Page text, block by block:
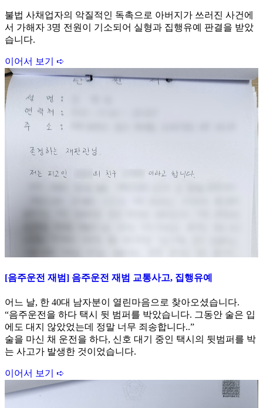
불법 사채업자의 악질적인 독촉으로 아버지가 쓰러진 사건에
서 가해자 3명 전원이 기소되어 실형과 집행유예 판결을 받았
습니다.
이어서 보기 ➪
[음주운전 재범] 음주운전 재범 교통사고, 집행유예
어느 날, 한 40대 남자분이 열린마음으로 찾아오셨습니다.
“음주운전을 하다 택시 뒷 범퍼를 박았습니다. 그동안 술은 입
에도 대지 않았었는데 정말 너무 죄송합니다..”
술을 마신 채 운전을 하다, 신호 대기 중인 택시의 뒷범퍼를 박
는 사고가 발생한 것이었습니다.
이어서 보기 ➪